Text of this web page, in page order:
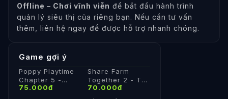
Offline – Chơi vĩnh viễn để bắt đầu hành trình
quản lý siêu thị của riêng bạn. Nếu cần tư vấn
thêm, liên hệ ngay để được hỗ trợ nhanh chóng.
Game gợi ý
Poppy Playtime
Chapter 5 -
Share Steam Cá
75.000đ
Share Farm
Together 2 - Tài
khoản cá nhâno
online
70.000đ